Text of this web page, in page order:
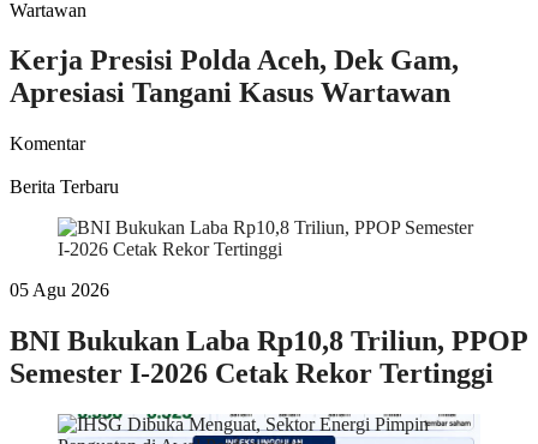
Kerja Presisi Polda Aceh, Dek Gam,
Apresiasi Tangani Kasus Wartawan
Komentar
Berita Terbaru
05 Agu 2026
BNI Bukukan Laba Rp10,8 Triliun, PPOP
Semester I-2026 Cetak Rekor Tertinggi